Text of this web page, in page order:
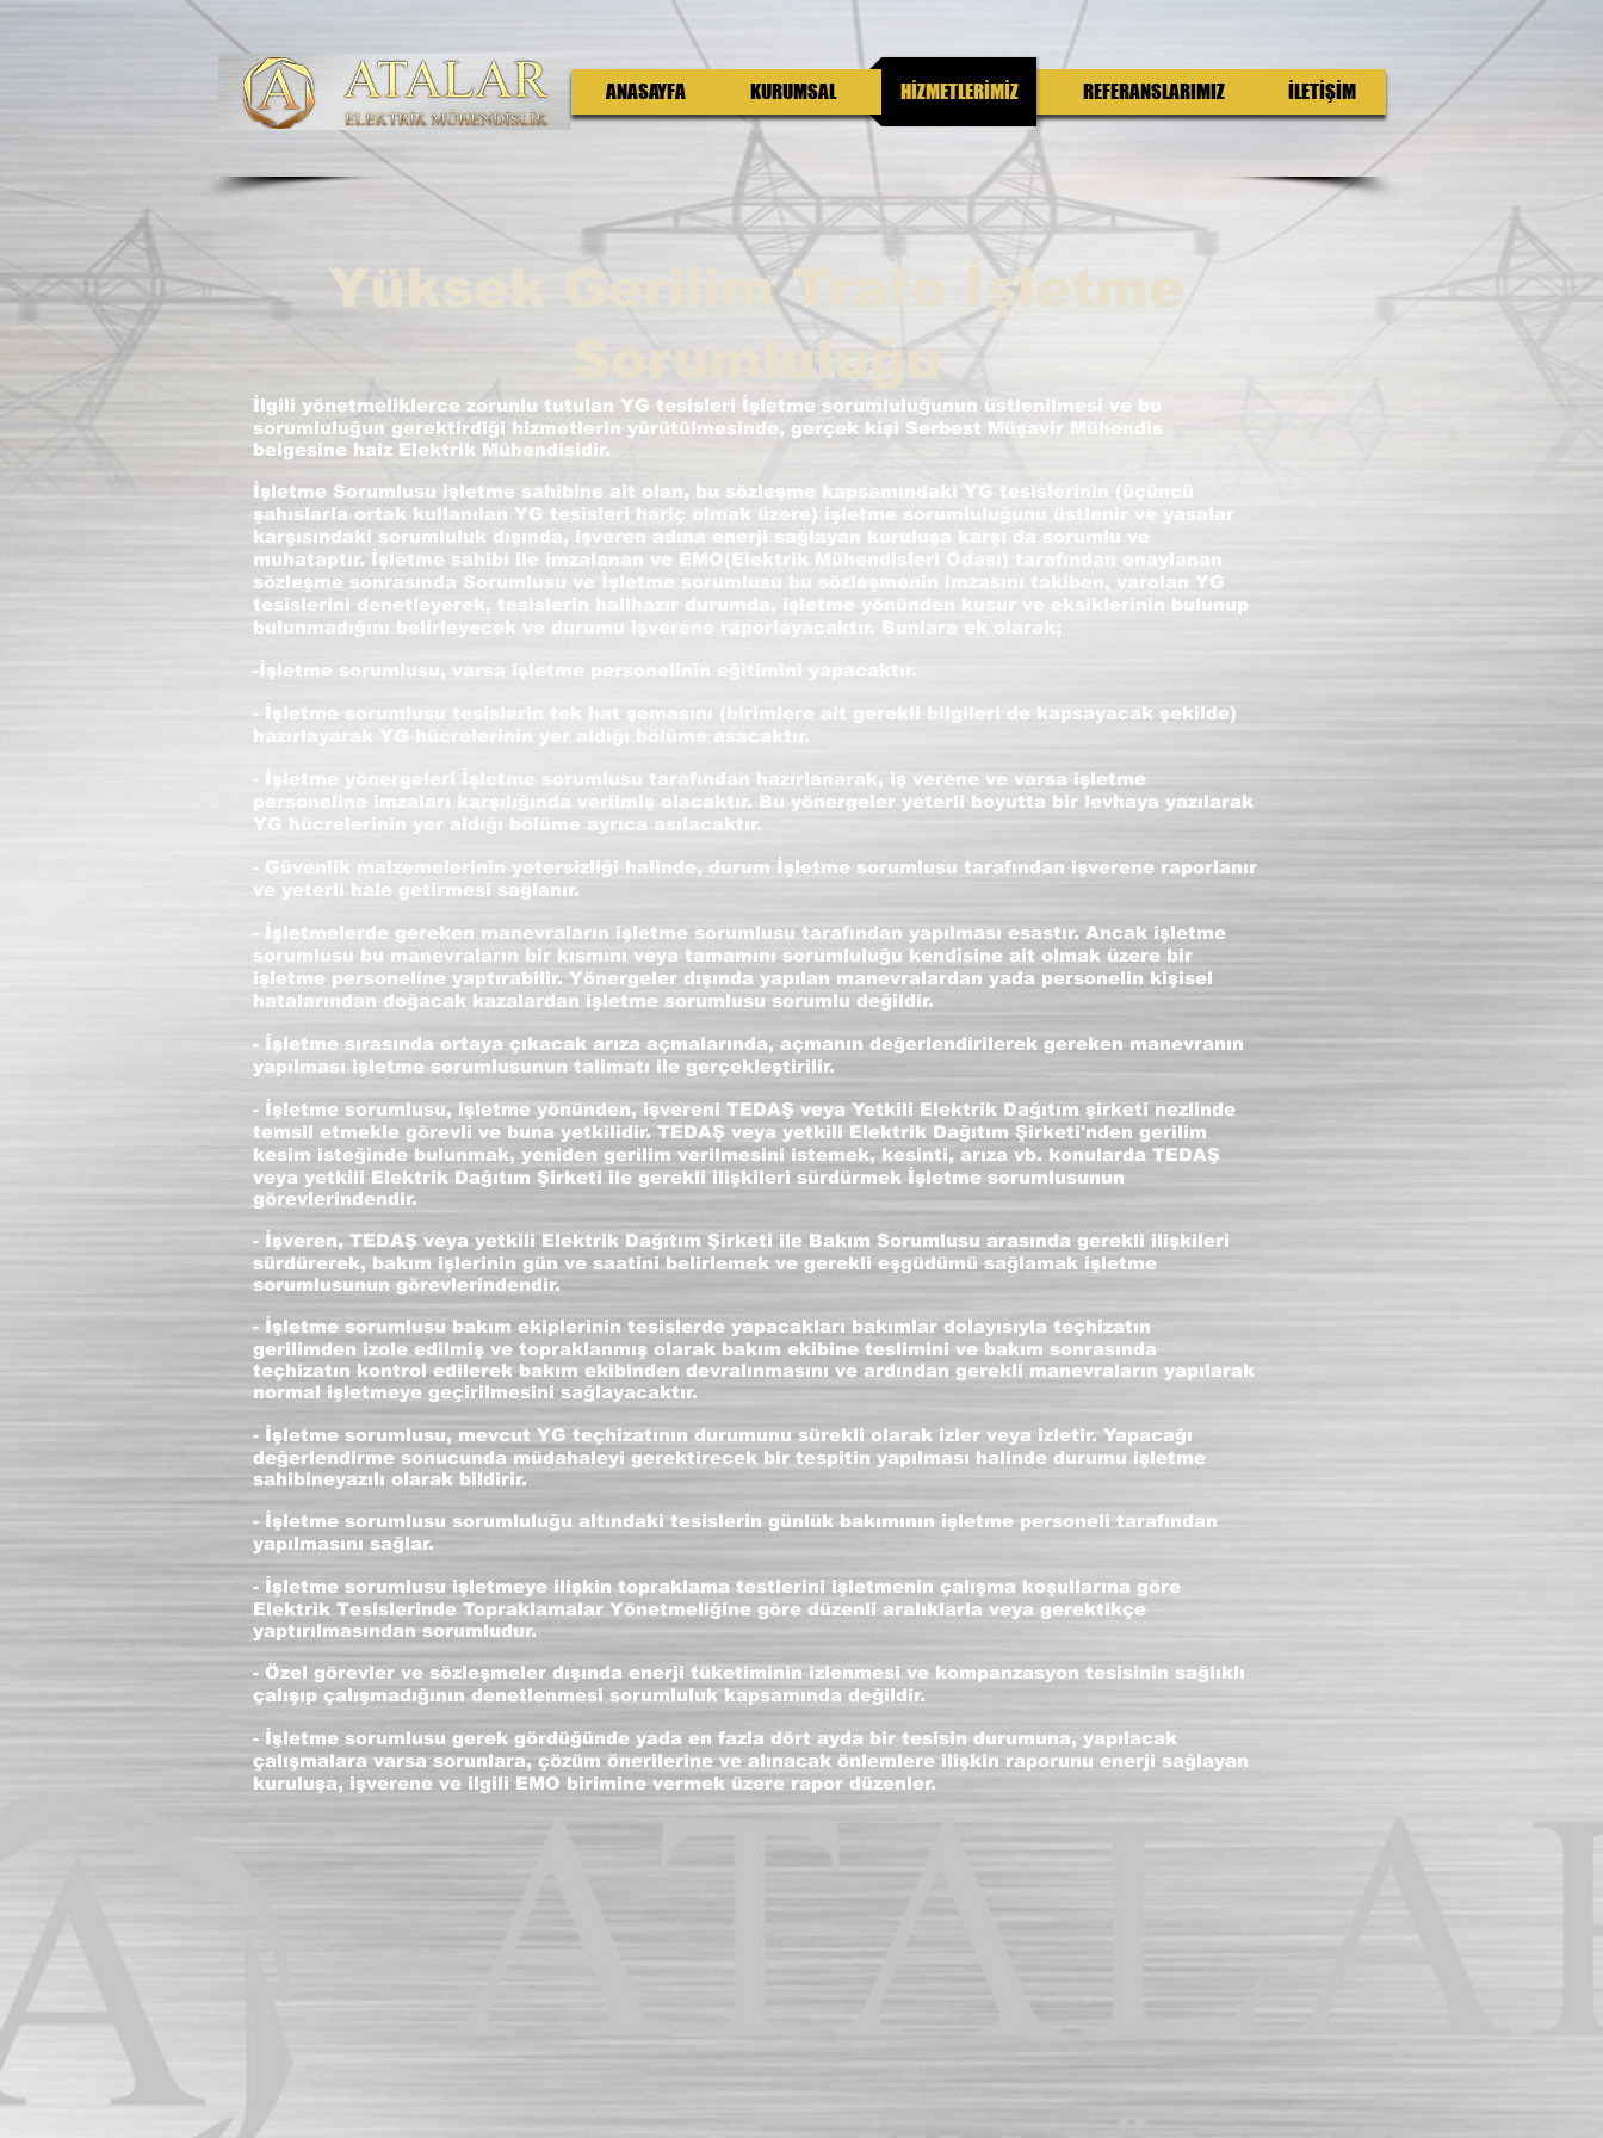
ANASAYFA KURUMSAL HİZMETLERİMİZ REFERANSLARIMIZ İLETİŞİM
Yüksek Gerilim Trafo İşletme
Sorumluluğu
İlgili yönetmeliklerce zorunlu tutulan YG tesisleri İşletme sorumluluğunun üstlenilmesi ve bu
sorumluluğun gerektirdiği hizmetlerin yürütülmesinde, gerçek kişi Serbest Müşavir Mühendis
belgesine haiz Elektrik Mühendisidir.
İşletme Sorumlusu işletme sahibine ait olan, bu sözleşme kapsamındaki YG tesislerinin (üçüncü
şahıslarla ortak kullanılan YG tesisleri hariç olmak üzere) işletme sorumluluğunu üstlenir ve yasalar
karşısındaki sorumluluk dışında, işveren adına enerji sağlayan kuruluşa karşı da sorumlu ve
muhataptır. İşletme sahibi ile imzalanan ve EMO(Elektrik Mühendisleri Odası) tarafından onaylanan
sözleşme sonrasında Sorumlusu ve İşletme sorumlusu bu sözleşmenin imzasını takiben, varolan YG
tesislerini denetleyerek, tesislerin halihazır durumda, işletme yönünden kusur ve eksiklerinin bulunup
bulunmadığını belirleyecek ve durumu işverene raporlayacaktır. Bunlara ek olarak;
-İşletme sorumlusu, varsa işletme personelinin eğitimini yapacaktır.
- İşletme sorumlusu tesislerin tek hat şemasını (birimlere ait gerekli bilgileri de kapsayacak şekilde)
hazırlayarak YG hücrelerinin yer aldığı bölüme asacaktır.
- İşletme yönergeleri İşletme sorumlusu tarafından hazırlanarak, iş verene ve varsa işletme
personeline imzaları karşılığında verilmiş olacaktır. Bu yönergeler yeterli boyutta bir levhaya yazılarak
YG hücrelerinin yer aldığı bölüme ayrıca asılacaktır.
- Güvenlik malzemelerinin yetersizliği halinde, durum İşletme sorumlusu tarafından işverene raporlanır
ve yeterli hale getirmesi sağlanır.
- İşletmelerde gereken manevraların işletme sorumlusu tarafından yapılması esastır. Ancak işletme
sorumlusu bu manevraların bir kısmını veya tamamını sorumluluğu kendisine ait olmak üzere bir
işletme personeline yaptırabilir. Yönergeler dışında yapılan manevralardan yada personelin kişisel
hatalarından doğacak kazalardan işletme sorumlusu sorumlu değildir.
- İşletme sırasında ortaya çıkacak arıza açmalarında, açmanın değerlendirilerek gereken manevranın
yapılması işletme sorumlusunun talimatı ile gerçekleştirilir.
- İşletme sorumlusu, işletme yönünden, işvereni TEDAŞ veya Yetkili Elektrik Dağıtım şirketi nezlinde
temsil etmekle görevli ve buna yetkilidir. TEDAŞ veya yetkili Elektrik Dağıtım Şirketi'nden gerilim
kesim isteğinde bulunmak, yeniden gerilim verilmesini istemek, kesinti, arıza vb. konularda TEDAŞ
veya yetkili Elektrik Dağıtım Şirketi ile gerekli ilişkileri sürdürmek İşletme sorumlusunun
görevlerindendir.
- İşveren, TEDAŞ veya yetkili Elektrik Dağıtım Şirketi ile Bakım Sorumlusu arasında gerekli ilişkileri
sürdürerek, bakım işlerinin gün ve saatini belirlemek ve gerekli eşgüdümü sağlamak işletme
sorumlusunun görevlerindendir.
- İşletme sorumlusu bakım ekiplerinin tesislerde yapacakları bakımlar dolayısıyla teçhizatın
gerilimden izole edilmiş ve topraklanmış olarak bakım ekibine teslimini ve bakım sonrasında
teçhizatın kontrol edilerek bakım ekibinden devralınmasını ve ardından gerekli manevraların yapılarak
normal işletmeye geçirilmesini sağlayacaktır.
- İşletme sorumlusu, mevcut YG teçhizatının durumunu sürekli olarak izler veya izletir. Yapacağı
değerlendirme sonucunda müdahaleyi gerektirecek bir tespitin yapılması halinde durumu işletme
sahibineyazılı olarak bildirir.
- İşletme sorumlusu sorumluluğu altındaki tesislerin günlük bakımının işletme personeli tarafından
yapılmasını sağlar.
- İşletme sorumlusu işletmeye ilişkin topraklama testlerini işletmenin çalışma koşullarına göre
Elektrik Tesislerinde Topraklamalar Yönetmeliğine göre düzenli aralıklarla veya gerektikçe
yaptırılmasından sorumludur.
- Özel görevler ve sözleşmeler dışında enerji tüketiminin izlenmesi ve kompanzasyon tesisinin sağlıklı
çalışıp çalışmadığının denetlenmesi sorumluluk kapsamında değildir.
- İşletme sorumlusu gerek gördüğünde yada en fazla dört ayda bir tesisin durumuna, yapılacak
çalışmalara varsa sorunlara, çözüm önerilerine ve alınacak önlemlere ilişkin raporunu enerji sağlayan
kuruluşa, işverene ve ilgili EMO birimine vermek üzere rapor düzenler.